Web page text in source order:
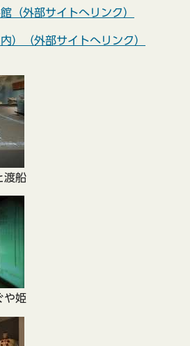
（外部サイトへリンク）
）（外部サイトへリンク）
渡船
姫